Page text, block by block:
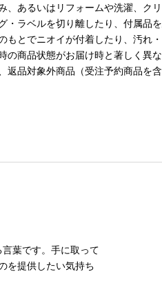
、あるいはリフォームや洗濯、ク
・ラベルを切り離したり、付属品
もとでニオイが付着したり、汚れ
の商品状態がお届け時と著しく異
返品対象外商品（受注予約商品を含
言葉です。手に取って
を提供したい気持ち